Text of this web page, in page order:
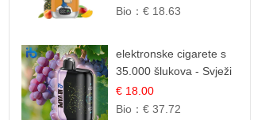
Breskva | Tropska
Bio： € 18.63
elektronske cigarete s
35.000 šlukova - Svježi
Groždje | Osježavajuća
Voćna Aroma
€ 18.00
Bio： € 37.72